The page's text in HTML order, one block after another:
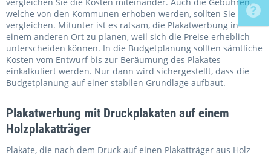
welche von den Kommunen erhoben werden, sollten Sie
vergleichen. Mitunter ist es ratsam, die Plakatwerbung in
einem anderen Ort zu planen, weil sich die Preise erheblich
unterscheiden können. In die Budgetplanung sollten sämtliche
Kosten vom Entwurf bis zur Beräumung des Plakates
einkalkuliert werden. Nur dann wird sichergestellt, dass die
Budgetplanung auf einer stabilen Grundlage aufbaut.
Plakatwerbung mit Druckplakaten auf einem
Holzplakatträger
Plakate, die nach dem Druck auf einen Plakatträger aus Holz